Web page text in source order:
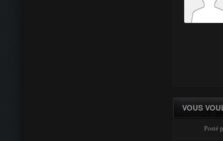
VOUS
Posté